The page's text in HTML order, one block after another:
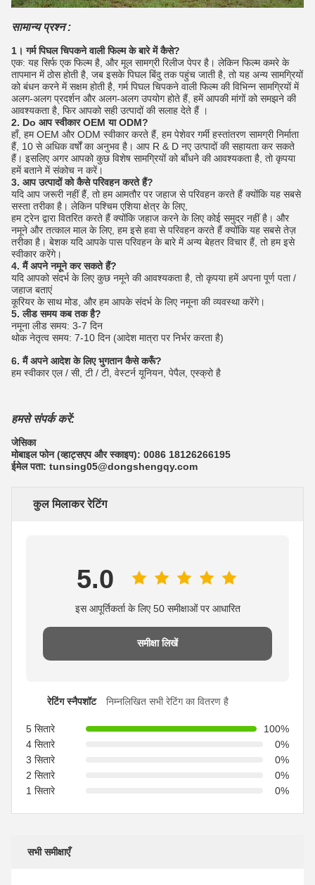
सामान्य प्रश्न :
1। गर्म पिघल चिपकने वाली फिल्म के बारे में कैसे?
एक: यह सिर्फ एक फिल्म है, और मूल सामग्री रिलीज पेपर है। लेकिन फिल्म कमरे के
तापमान में ठोस होती है, जब इसके पिघल बिंदु तक पहुंच जाती है, तो यह अन्य सामग्रियों
को बंधन करने में सक्षम होती है, गर्म पिघल चिपकने वाली फिल्म की विभिन्न सामग्रियों में
अलग-अलग प्रदर्शन और अलग-अलग उपयोग होते हैं, हमें आपकी मांगों को समझने की
आवश्यकता है, फिर आपको सही उत्पादों की सलाह देते हैं ।
2. Do आप स्वीकार OEM या ODM?
हाँ, हम OEM और ODM स्वीकार करते हैं, हम पेशेवर गर्मी हस्तांतरण सामग्री निर्माता
हैं, 10 से अधिक वर्षों का अनुभव है। आप R & D नए उत्पादों की सहायता कर सकते
हैं। इसलिए अगर आपको कुछ विशेष सामग्रियों को बाँधने की आवश्यकता है, तो कृपया
हमें बताने में संकोच न करें।
3. आप उत्पादों को कैसे परिवहन करते हैं?
यदि आप जरूरी नहीं हैं, तो हम आमतौर पर जहाज से परिवहन करते हैं क्योंकि यह सबसे
सस्ता तरीका है। लेकिन पश्चिम एशिया क्षेत्र के लिए,
हम ट्रेन द्वारा वितरित करते हैं क्योंकि जहाज करने के लिए कोई समुद्र नहीं है। और
नमूने और तत्काल माल के लिए, हम इसे हवा से परिवहन करते हैं क्योंकि यह सबसे तेज़
तरीका है। बेशक यदि आपके पास परिवहन के बारे में अन्य बेहतर विचार हैं, तो हम इसे
स्वीकार करेंगे।
4. मैं अपने नमूने कर सकते हैं?
यदि आपको संदर्भ के लिए कुछ नमूने की आवश्यकता है, तो कृपया हमें अपना पूर्ण पता /
जहाज बताएं
कूरियर के साथ मोड, और हम आपके संदर्भ के लिए नमूना की व्यवस्था करेंगे।
5. लीड समय कब तक है?
नमूना लीड समय: 3-7 दिन
थोक नेतृत्व समय: 7-10 दिन (आदेश मात्रा पर निर्भर करता है)
6. मैं अपने आदेश के लिए भुगतान कैसे करूँ?
हम स्वीकार एल / सी, टी / टी, वेस्टर्न यूनियन, पेपैल, एस्क्रो है
हमसे संपर्क करें:
जेसिका
मोबाइल फोन (व्हाट्सएप और स्काइप): 0086 18126266195
ईमेल पता: tunsing05@dongshengqy.com
कुल मिलाकर रेटिंग
5.0
इस आपूर्तिकर्ता के लिए 50 समीक्षाओं पर आधारित
समीक्षा लिखें
रेटिंग स्नैपशॉट निम्नलिखित सभी रेटिंग का वितरण है
5 सितारे
100%
4 सितारे
0%
3 सितारे
0%
2 सितारे
0%
1 सितारे
0%
सभी समीक्षाएँ